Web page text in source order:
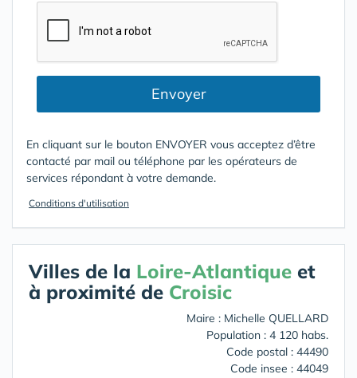
Envoyer
En cliquant sur le bouton ENVOYER vous acceptez d’être
contacté par mail ou téléphone par les opérateurs de
services répondant à votre demande.
Conditions d'utilisation
Villes de la Loire-Atlantique et
à proximité de Croisic
Maire : Michelle QUELLARD
Population : 4 120 habs.
Code postal : 44490
Code insee : 44049